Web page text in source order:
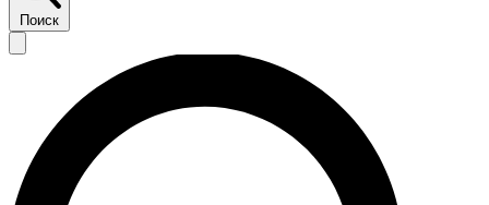
Поиск